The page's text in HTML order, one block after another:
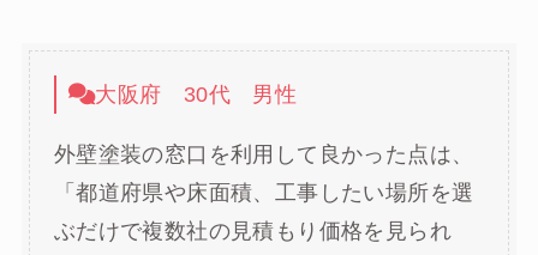
大阪府 30代 男性
外壁塗装の窓口を利用して良かった点は、
「都道府県や床面積、工事したい場所を選
ぶだけで複数社の見積もり価格を見られ